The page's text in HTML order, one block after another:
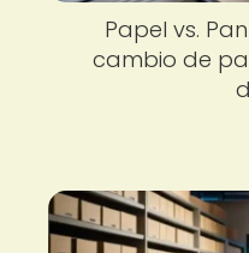
Papel vs.
cambio de